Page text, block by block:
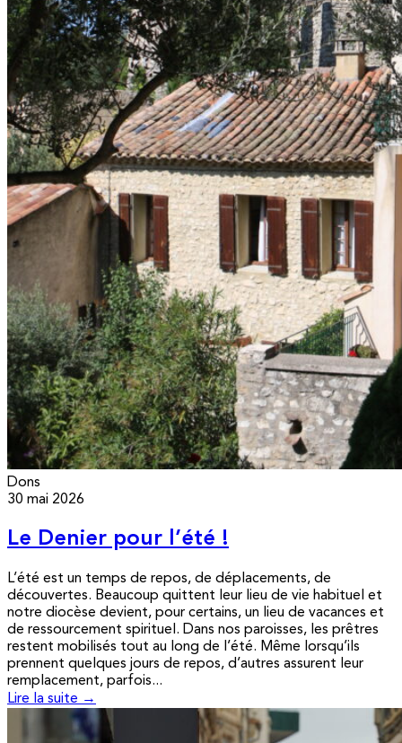
Dons
30 mai 2026
Le Denier pour l’été !
L’été est un temps de repos, de déplacements, de
découvertes. Beaucoup quittent leur lieu de vie habituel et
notre diocèse devient, pour certains, un lieu de vacances et
de ressourcement spirituel. Dans nos paroisses, les prêtres
restent mobilisés tout au long de l’été. Même lorsqu’ils
prennent quelques jours de repos, d’autres assurent leur
remplacement, parfois...
Lire la suite →